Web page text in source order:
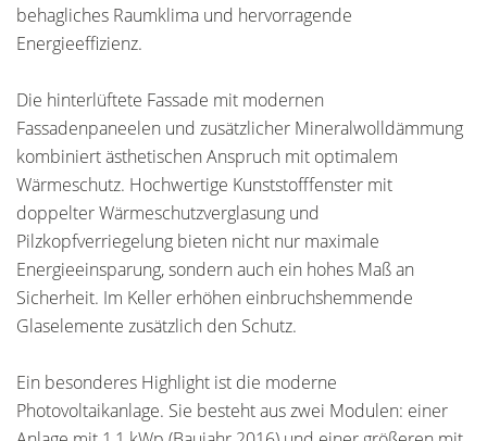
behagliches Raumklima und hervorragende
Energieeffizienz.
Die hinterlüftete Fassade mit modernen
Fassadenpaneelen und zusätzlicher Mineralwolldämmung
kombiniert ästhetischen Anspruch mit optimalem
Wärmeschutz. Hochwertige Kunststofffenster mit
doppelter Wärmeschutzverglasung und
Pilzkopfverriegelung bieten nicht nur maximale
Energieeinsparung, sondern auch ein hohes Maß an
Sicherheit. Im Keller erhöhen einbruchshemmende
Glaselemente zusätzlich den Schutz.
Ein besonderes Highlight ist die moderne
Photovoltaikanlage. Sie besteht aus zwei Modulen: einer